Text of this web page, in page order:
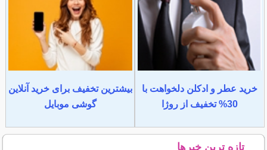
خرید عطر و ادکلن دلخواهت با
30% تخفیف از روژا
بیشترین تخفیف برای خرید آنلاین
گوشی موبایل
تازه ترین خبرها